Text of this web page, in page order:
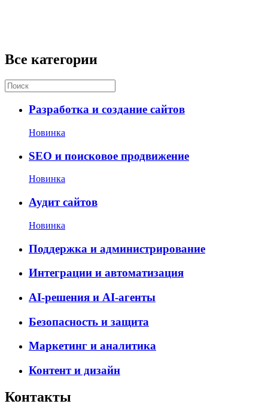
Все категории
Разработка и создание сайтов
Новинка
SEO и поисковое продвижение
Новинка
Аудит сайтов
Новинка
Поддержка и администрирование
Интеграции и автоматизация
AI-решения и AI-агенты
Безопасность и защита
Маркетинг и аналитика
Контент и дизайн
Контакты